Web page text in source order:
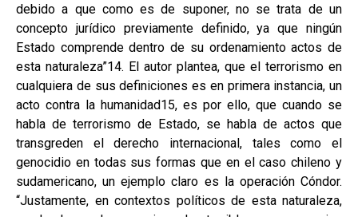
debido a que como es de suponer, no se trata de un
concepto jurídico previamente definido, ya que ningún
Estado comprende dentro de su ordenamiento actos de
esta naturaleza”14. El autor plantea, que el terrorismo en
cualquiera de sus definiciones es en primera instancia, un
acto contra la humanidad15, es por ello, que cuando se
habla de terrorismo de Estado, se habla de actos que
transgreden el derecho internacional, tales como el
genocidio en todas sus formas que en el caso chileno y
sudamericano, un ejemplo claro es la operación Cóndor.
“Justamente, en contextos políticos de esta naturaleza,